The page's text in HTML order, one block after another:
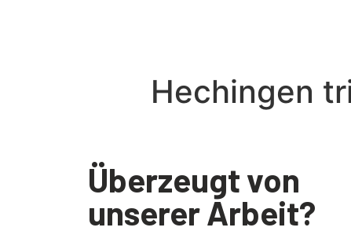
Hechingen
Überzeugt von
unserer Arbeit?